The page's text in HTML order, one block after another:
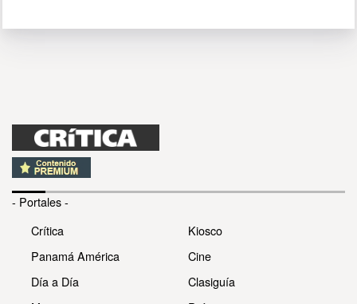
- Portales -
Crítica
Panamá América
Día a Día
Kiosco
Cine
Clasiguía